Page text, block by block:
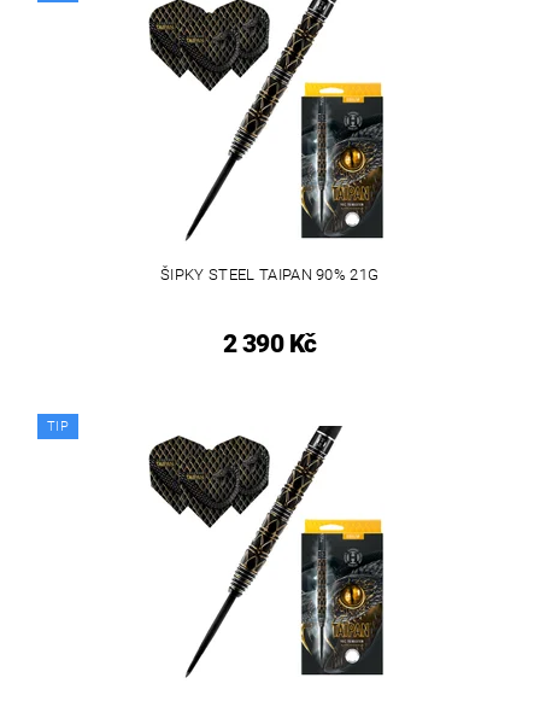
ŠIPKY STEEL TAIPAN 90% 21G
2 390 Kč
TIP